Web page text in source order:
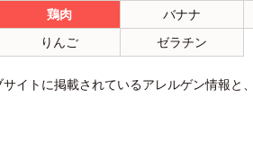
鶏肉 バナナ
りんご ゼラチン
イトに掲載されているアレルゲン情報と